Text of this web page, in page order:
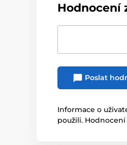
Hodnocení
Poslat
Informace o
použili.